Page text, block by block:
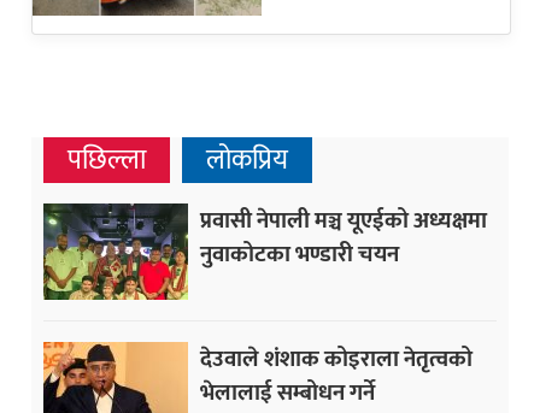
पछिल्ला लोकप्रिय
प्रवासी नेपाली मञ्च यूएईको अध्यक्षमा
नुवाकोटका भण्डारी चयन
देउवाले शंशाक कोइराला नेतृत्वको
भेलालाई सम्बोधन गर्ने